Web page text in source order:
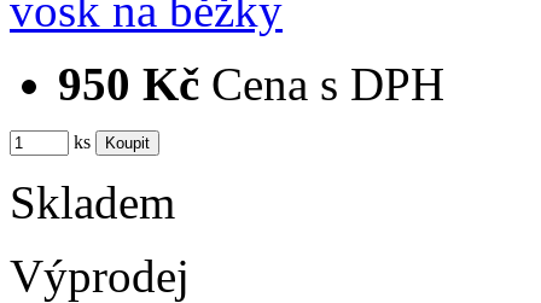
950 Kč Cena s DPH
ks
Skladem
Výprodej